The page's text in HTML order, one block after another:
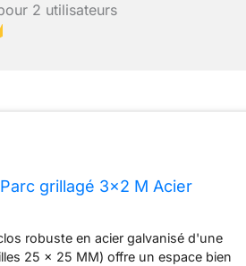
2 utilisateurs
grillagé 3x2 M Acier
robuste en acier galvanisé d'une
25 x 25 MM) offre un espace bien